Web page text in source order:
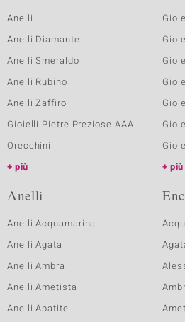
Anelli
Anelli Diamante
Anelli Smeraldo
Anelli Rubino
Anelli Zaffiro
Gioielli Pietre Preziose AAA
Orecchini
più
più
Anelli
Anelli Acquamarina
Anelli Agata
Anelli Ambra
Anelli Ametista
Anelli Apatite